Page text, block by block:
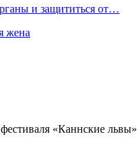
и защититься от…
жена
«Каннские львы»